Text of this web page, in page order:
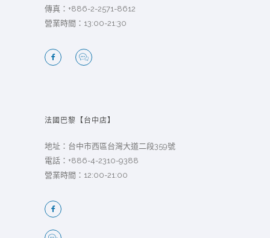
傳真：+886-2-2571-8612
營業時間：13:00-21:30
法國巴黎【台中店】
地址：台中市西區台灣大道二段359號
電話： +886-4-2310-9388
營業時間：12:00-21:00